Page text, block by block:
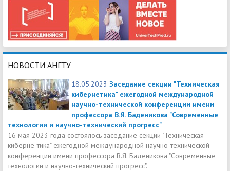
НОВОСТИ АНГТУ
18.05.2023 Заседание секции "Техническая
кибернетика" ежегодной международной
научно-технической конференции имени
профессора В.Я. Баденикова "Современные
технологии и научно-технический прогресс"
16 мая 2023 года состоялось заседание секции "Техническая
киберне-тика" ежегодной международной научно-технической
конференции имени профессора В.Я. Баденикова "Современные
технологии и научно-технический прогресс".